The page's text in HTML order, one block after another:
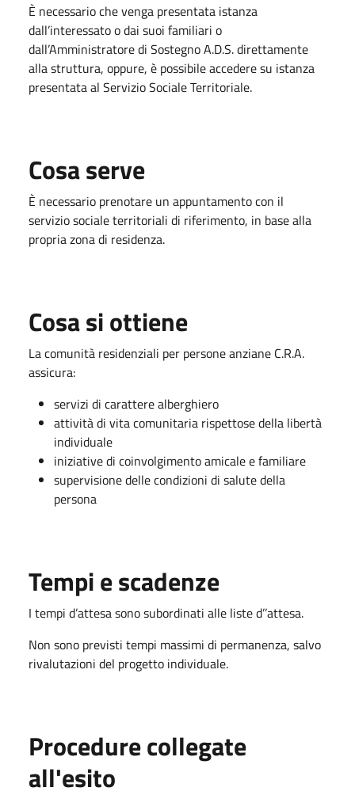
È necessario che venga presentata istanza
dall’interessato o dai suoi familiari o
dall’Amministratore di Sostegno A.D.S. direttamente
alla struttura, oppure, è possibile accedere su istanza
presentata al Servizio Sociale Territoriale.
Cosa serve
È necessario prenotare un appuntamento con il
servizio sociale territoriali di riferimento, in base alla
propria zona di residenza.
Cosa si ottiene
La comunità residenziali per persone anziane C.R.A.
assicura:
servizi di carattere alberghiero
attività di vita comunitaria rispettose della libertà
individuale
iniziative di coinvolgimento amicale e familiare
supervisione delle condizioni di salute della
persona
Tempi e scadenze
I tempi d’attesa sono subordinati alle liste d’’attesa.
Non sono previsti tempi massimi di permanenza, salvo
rivalutazioni del progetto individuale.
Procedure collegate
all'esito